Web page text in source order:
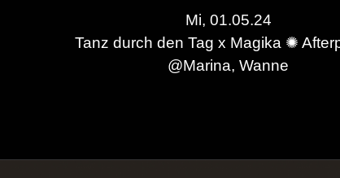
Kaspar van de Water, Lenia
Mi, 01.05.24
Tanz durch den Tag x Magika ✺
@Marina, Wanne